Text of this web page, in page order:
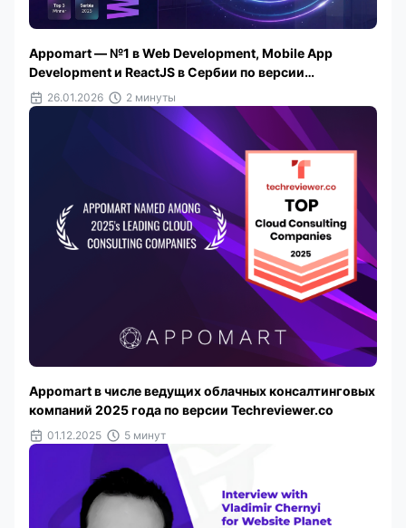
Appomart — №1 в Web Development, Mobile App
Development и ReactJS в Сербии по версии
TechBehemoths 2025
26.01.2026 2 минуты
Appomart в числе ведущих облачных консалтинговых
компаний 2025 года по версии Techreviewer.co
01.12.2025 5 минут